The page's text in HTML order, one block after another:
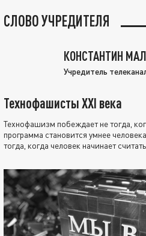
СЛОВО УЧРЕДИТЕЛЯ
КОНСТАНТИН
Учредитель
Технофашисты XXI века
Технофашизм побеждает не тогда,
программа становится умнее
тогда, когда человек начинает